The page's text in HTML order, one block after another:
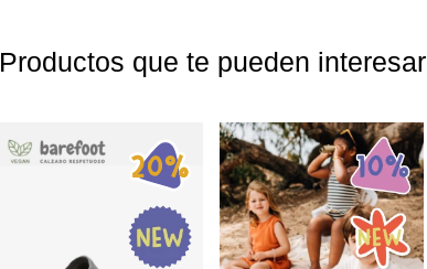
Productos que te pueden interesar